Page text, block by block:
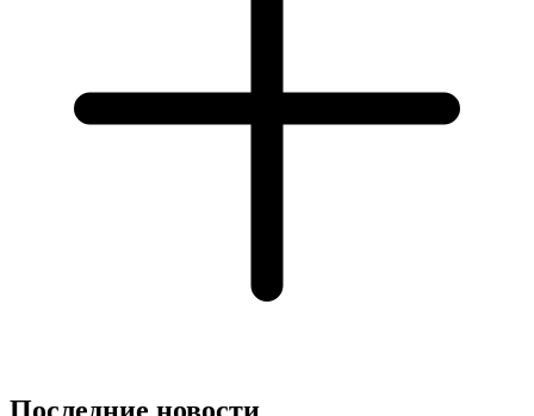
Последние новости